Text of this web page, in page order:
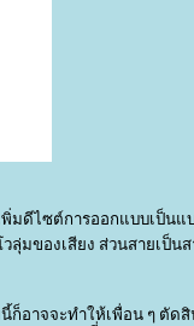
พิ่มดีไซต์การออกแบบเป็นแ
มของเสียง ส่วนสายเป็น
ก็อาจจะทำให้เพื่อน ๆ ตัด